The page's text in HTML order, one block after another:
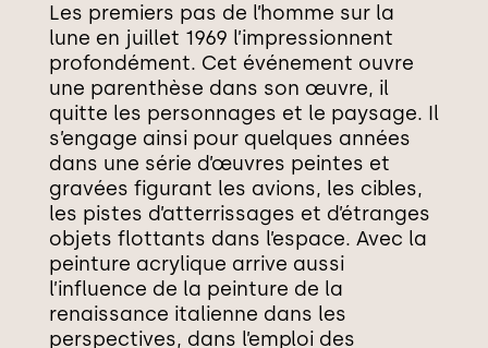
Les premiers pas de l’homme sur la
lune en juillet 1969 l’impressionnent
profondément. Cet événement ouvre
une parenthèse dans son œuvre, il
quitte les personnages et le paysage. Il
s’engage ainsi pour quelques années
dans une série d’œuvres peintes et
gravées figurant les avions, les cibles,
les pistes d’atterrissages et d’étranges
objets flottants dans l’espace. Avec la
peinture acrylique arrive aussi
l’influence de la peinture de la
renaissance italienne dans les
perspectives, dans l’emploi des